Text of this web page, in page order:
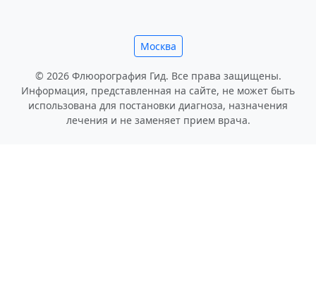
Москва
© 2026 Флюорография Гид. Все права защищены.
Информация, представленная на сайте, не может быть
использована для постановки диагноза, назначения
лечения и не заменяет прием врача.